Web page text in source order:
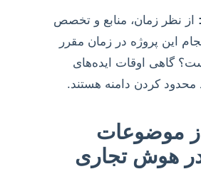
از نظر زمان، منابع و تخصص
این پروژه در زمان مقرر
گاهی اوقات ایده‌های
محدود کردن دامنه هستند.
موضوعات
هوش تجاری